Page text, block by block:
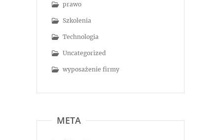
prawo
Szkolenia
Technologia
Uncategorized
wyposażenie firmy
META